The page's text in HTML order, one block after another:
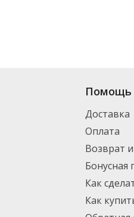
. В
добавить его в корзину для
DPD. Для постоянных
Помощь
Доставка
Оплата
Возврат
Бонусная
Как
Как